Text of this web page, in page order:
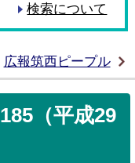
検索について
広報筑西ピープル
（平成29